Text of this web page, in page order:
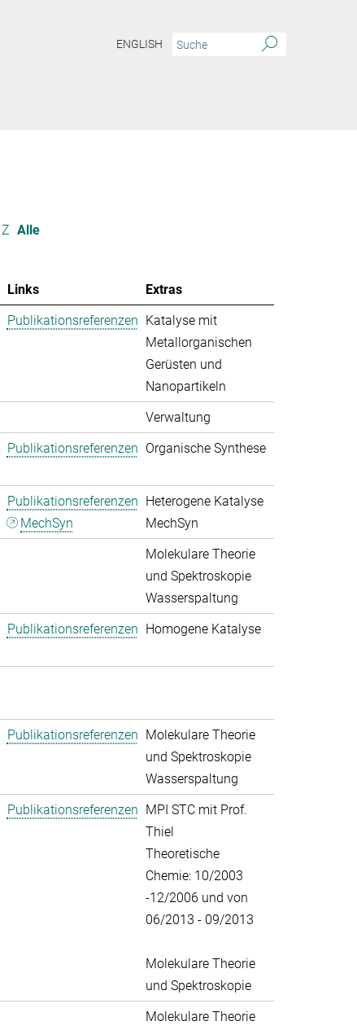
ENGLISH
Z Alle
Links
Extras
Publikationsreferenzen Katalyse mit
Metallorganischen
Gerüsten und
Nanopartikeln
Verwaltung
Publikationsreferenzen Organische Synthese
Publikationsreferenzen
MechSyn
Heterogene Katalyse
MechSyn
Molekulare Theorie
und Spektroskopie
Wasserspaltung
Publikationsreferenzen Homogene Katalyse
Publikationsreferenzen Molekulare Theorie
und Spektroskopie
Wasserspaltung
Publikationsreferenzen MPI STC mit Prof.
Thiel
Theoretische
Chemie: 10/2003
-12/2006 und von
06/2013 - 09/2013
Molekulare Theorie
und Spektroskopie
Molekulare Theorie